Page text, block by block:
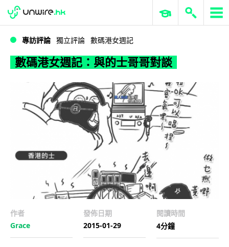
數碼港女週記：與的士哥哥對談
WWDC 2026 ERP 與商業 AI
專訪評論 獨立評論 數碼港女週記
數碼港女週記：與的士哥哥對談
作者
Grace
發佈日期
2015-01-29
閱讀時間
4分鐘